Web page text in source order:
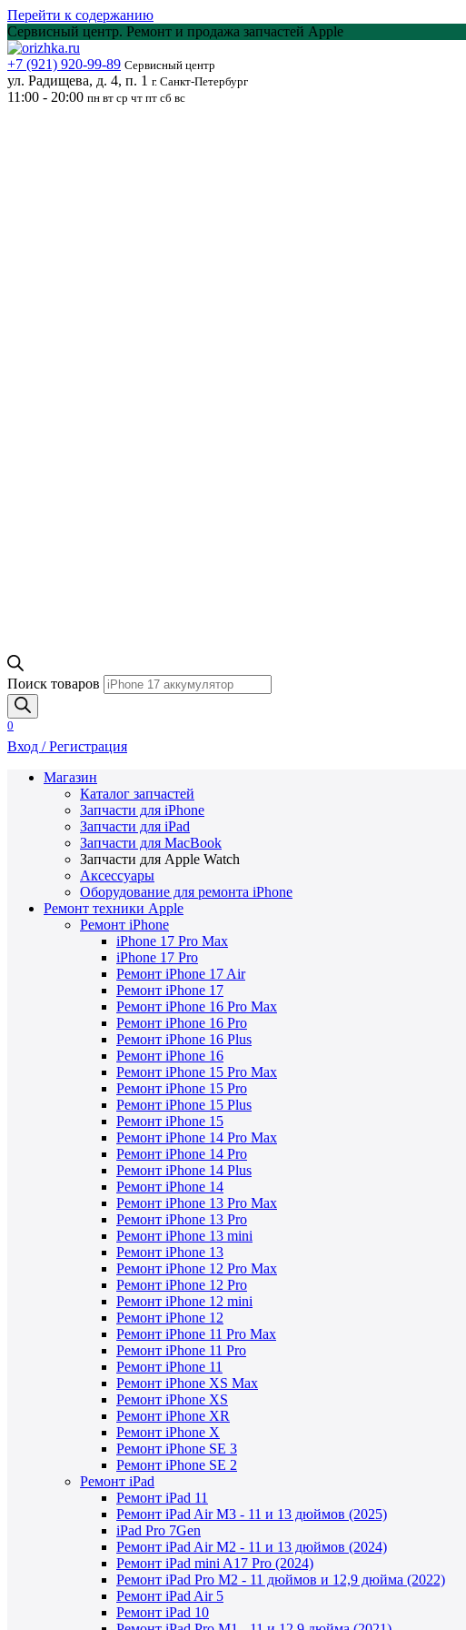
Перейти к содержанию
Сервисный центр. Ремонт и продажа запчастей Apple
+7 (921) 920-99-89 Сервисный центр
ул. Радищева, д. 4, п. 1 г. Санкт-Петербург
11:00 - 20:00 пн вт ср чт пт сб вс
Поиск товаров
0
Вход / Регистрация
Магазин
Каталог запчастей
Запчасти для iPhone
Запчасти для iPad
Запчасти для MacBook
Запчасти для Apple Watch
Аксессуары
Оборудование для ремонта iPhone
Ремонт техники Apple
Ремонт iPhone
iPhone 17 Pro Max
iPhone 17 Pro
Ремонт iPhone 17 Air
Ремонт iPhone 17
Ремонт iPhone 16 Pro Max
Ремонт iPhone 16 Pro
Ремонт iPhone 16 Plus
Ремонт iPhone 16
Ремонт iPhone 15 Pro Max
Ремонт iPhone 15 Pro
Ремонт iPhone 15 Plus
Ремонт iPhone 15
Ремонт iPhone 14 Pro Max
Ремонт iPhone 14 Pro
Ремонт iPhone 14 Plus
Ремонт iPhone 14
Ремонт iPhone 13 Pro Max
Ремонт iPhone 13 Pro
Ремонт iPhone 13 mini
Ремонт iPhone 13
Ремонт iPhone 12 Pro Max
Ремонт iPhone 12 Pro
Ремонт iPhone 12 mini
Ремонт iPhone 12
Ремонт iPhone 11 Pro Max
Ремонт iPhone 11 Pro
Ремонт iPhone 11
Ремонт iPhone XS Max
Ремонт iPhone XS
Ремонт iPhone XR
Ремонт iPhone X
Ремонт iPhone SE 3
Ремонт iPhone SE 2
Ремонт iPad
Ремонт iPad 11
Ремонт iPad Air M3 - 11 и 13 дюймов (2025)
iPad Pro 7Gen
Ремонт iPad Air M2 - 11 и 13 дюймов (2024)
Ремонт iPad mini A17 Pro (2024)
Ремонт iPad Pro M2 - 11 дюймов и 12,9 дюйма (2022)
Ремонт iPad Air 5
Ремонт iPad 10